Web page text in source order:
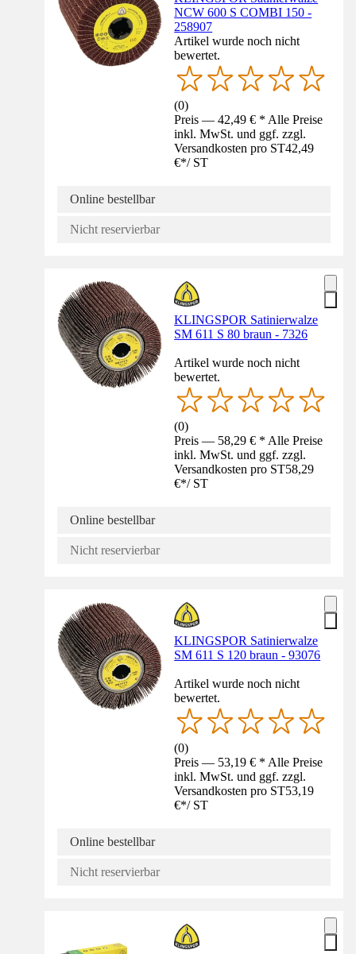
NCW 600 S COMBI 150 -
258907
Artikel wurde noch nicht
bewertet.
(0)
Preis — 42,49 € * Alle Preise
inkl. MwSt. und ggf. zzgl.
Versandkosten pro ST42,49
€*/ ST
Online bestellbar
Nicht reservierbar
KLINGSPOR Satinierwalze
SM 611 S 80 braun - 7326
Artikel wurde noch nicht
bewertet.
(0)
Preis — 58,29 € * Alle Preise
inkl. MwSt. und ggf. zzgl.
Versandkosten pro ST58,29
€*/ ST
Online bestellbar
Nicht reservierbar
KLINGSPOR Satinierwalze
SM 611 S 120 braun - 93076
Artikel wurde noch nicht
bewertet.
(0)
Preis — 53,19 € * Alle Preise
inkl. MwSt. und ggf. zzgl.
Versandkosten pro ST53,19
€*/ ST
Online bestellbar
Nicht reservierbar